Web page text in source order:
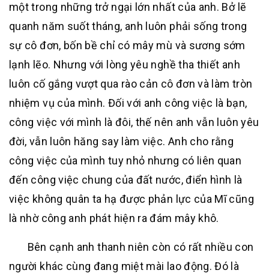
một trong những trở ngại lớn nhất của anh. Bở lẽ
quanh năm suốt tháng, anh luôn phải sống trong
sự cô đơn, bốn bề chỉ có mây mù và sương sớm
lạnh lẽo. Nhưng với lòng yêu nghề tha thiết anh
luôn cố gắng vượt qua rào cản cô đơn và làm tròn
nhiệm vụ của mình. Đối với anh công việc là bạn,
công việc với mình là đôi, thế nên anh vẫn luôn yêu
đời, vẫn luôn hăng say làm việc. Anh cho rằng
công việc của mình tuy nhỏ nhưng có liên quan
đến công việc chung của đất nước, điển hình là
việc không quân ta hạ được phản lực của Mĩ cũng
là nhờ công anh phát hiện ra đám mây khô.
Bên cạnh anh thanh niên còn có rất nhiều con
người khác cùng đang miệt mài lao động. Đó là